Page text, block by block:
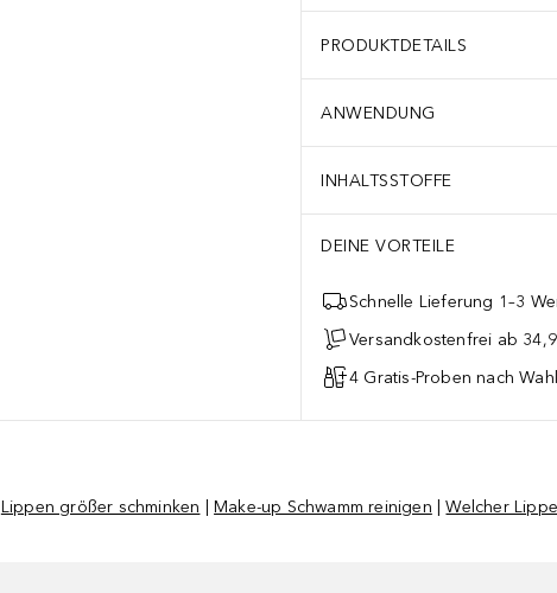
PRODUKTDETAILS
ANWENDUNG
INHALTSSTOFFE
DEINE VORTEILE
Schnelle Lieferung 1–3
Versandkostenfrei ab
4 Gratis-Proben nach
Lippen größer schminken |Make-up Schwamm reinigen |Welcher